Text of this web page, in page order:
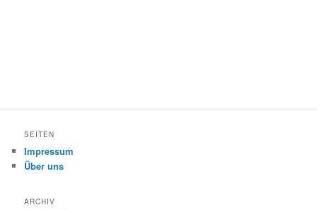
SEITEN
Impressum
Über uns
ARCHIV